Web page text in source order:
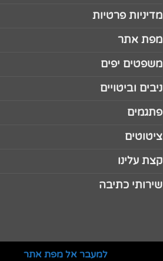
מדיניות פרטיות
מפת אתר
משפטים יפים
ניבים וביטויים
פתגמים
ציטוטים
קצת עלינו
שירותי כתיבה
למעבר אל מפת אתר